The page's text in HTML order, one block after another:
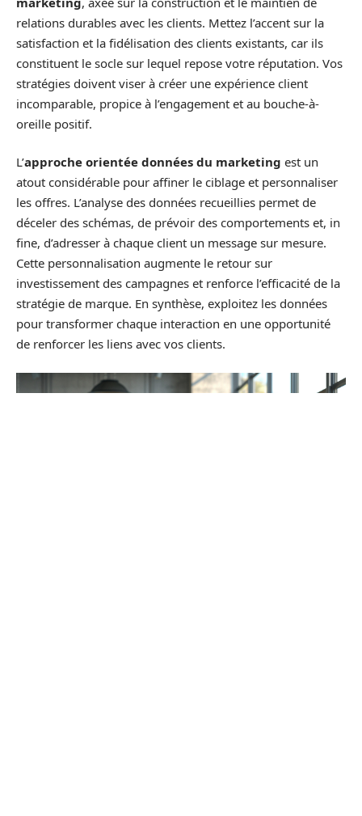
relations durables avec les clients. Mettez l’accent sur la
satisfaction et la fidélisation des clients existants, car ils
constituent le socle sur lequel repose votre réputation. Vos
stratégies doivent viser à créer une expérience client
incomparable, propice à l’engagement et au bouche-à-
oreille positif.
L’approche orientée données du marketing est un
atout considérable pour affiner le ciblage et personnaliser
les offres. L’analyse des données recueillies permet de
déceler des schémas, de prévoir des comportements et, in
fine, d’adresser à chaque client un message sur mesure.
Cette personnalisation augmente le retour sur
investissement des campagnes et renforce l’efficacité de la
stratégie de marque. En synthèse, exploitez les données
pour transformer chaque interaction en une opportunité
de renforcer les liens avec vos clients.